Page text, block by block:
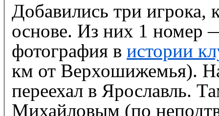
Добавились три игрока,
основе. Из них 1 номер
фотография в истории
км от Верхошижемья).
переехал в Ярославль.
Михайловым (по